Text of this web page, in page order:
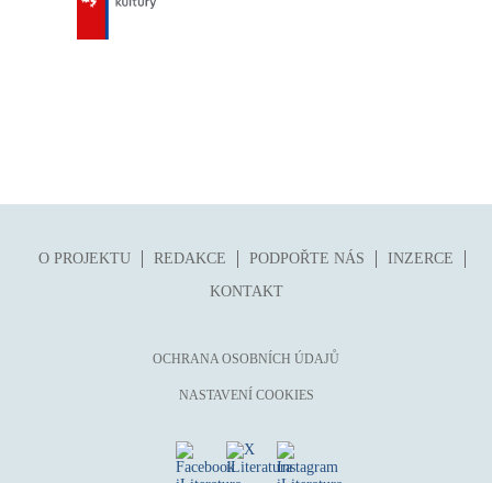
O PROJEKTU REDAKCE PODPOŘTE NÁS
INZERCE
KONTAKT
OCHRANA OSOBNÍCH ÚDAJŮ
NASTAVENÍ COOKIES